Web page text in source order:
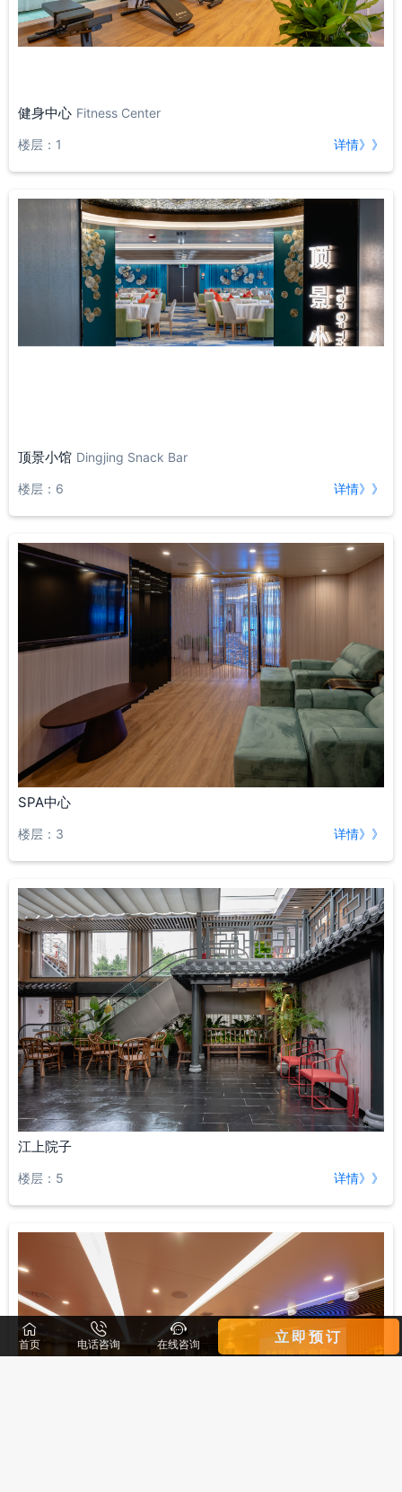
健身中心 Fitness Center
楼层：1 详情》》
顶景小馆 Dingjing Snack Bar
楼层：6 详情》》
SPA中心
楼层：3 详情》》
江上院子
楼层：5 详情》》

首页

电话咨询

在线咨询 立即预订